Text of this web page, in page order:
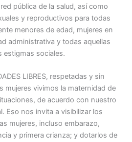
pública de la salud, así como
y reproductivos para todas
menores de edad, mujeres en
administrativa y todas aquellas
estigmas sociales.
LIBRES, respetadas y sin
mujeres vivimos la maternidad de
de acuerdo con nuestro
Eso nos invita a visibilizar los
mujeres, incluso embarazo,
y primera crianza; y dotarlos de